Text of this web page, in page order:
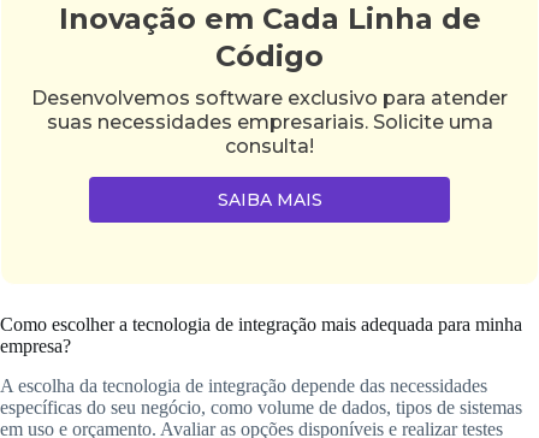
Inovação em Cada Linha de
Código
Desenvolvemos software exclusivo para atender
suas necessidades empresariais. Solicite uma
consulta!
SAIBA MAIS
Como escolher a tecnologia de integração mais adequada para minha
empresa?
A escolha da tecnologia de integração depende das necessidades
específicas do seu negócio, como volume de dados, tipos de sistemas
em uso e orçamento. Avaliar as opções disponíveis e realizar testes